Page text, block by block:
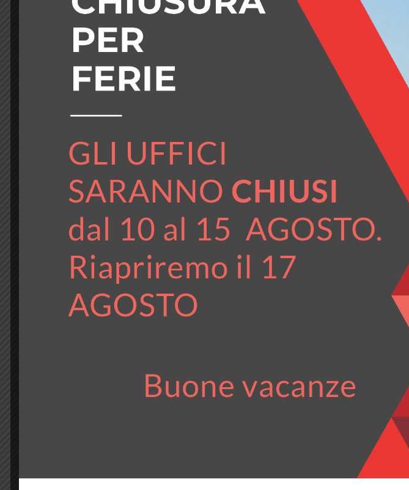
Sostenibilità e risparmio:Ottimizzare i consumi energetici, ridurre gli sprechi e
Conformità normativa: Garantire che l’azienda rispetti le normative nazionali e
Aumentare l’efficienza operativa
SI Cert Italy è in fase di Accreditamento con ACCREDIA per la figura professionale
EGE Industriale
Compila questo modulo per essere
Cognome*
Contatto telefonico*
Certificazione di interesse